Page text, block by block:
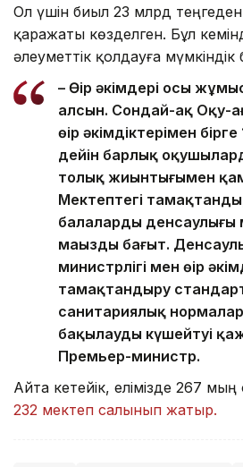
Ол үшін биыл 23 млрд
қаражаты көзделген. Бұл
әлеуметтік қолдауға мүмкіндік
– Өңір әкімдері осы
алсын. Сондай-ақ Оқу-
өңір әкімдіктерімен
дейін барлық
толық жиынтығымен
Мектептегі
балалардың
маңызды бағыт.
министрлігі мен өңір
тамақтандыру
санитариялық
бақылауды күшейтуі
Премьер-министр.
Айта кетейік, елімізде 267
232 мектеп салынып жатыр.